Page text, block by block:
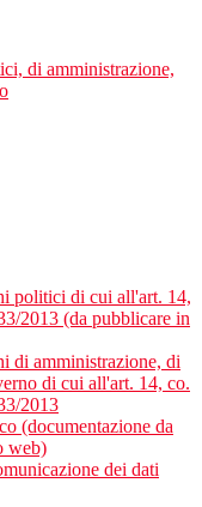
di amministrazione,
politici di cui all'art. 14,
2013 (da pubblicare in
di amministrazione, di
di cui all'art. 14, co.
2013
(documentazione da
web)
dei dati